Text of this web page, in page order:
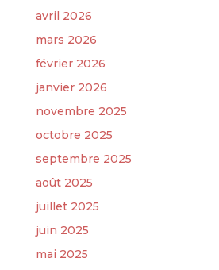
avril 2026
mars 2026
février 2026
janvier 2026
novembre 2025
octobre 2025
septembre 2025
août 2025
juillet 2025
juin 2025
mai 2025